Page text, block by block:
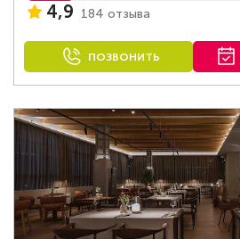
4,9 184 отзыва
ПОЗВОНИТЬ